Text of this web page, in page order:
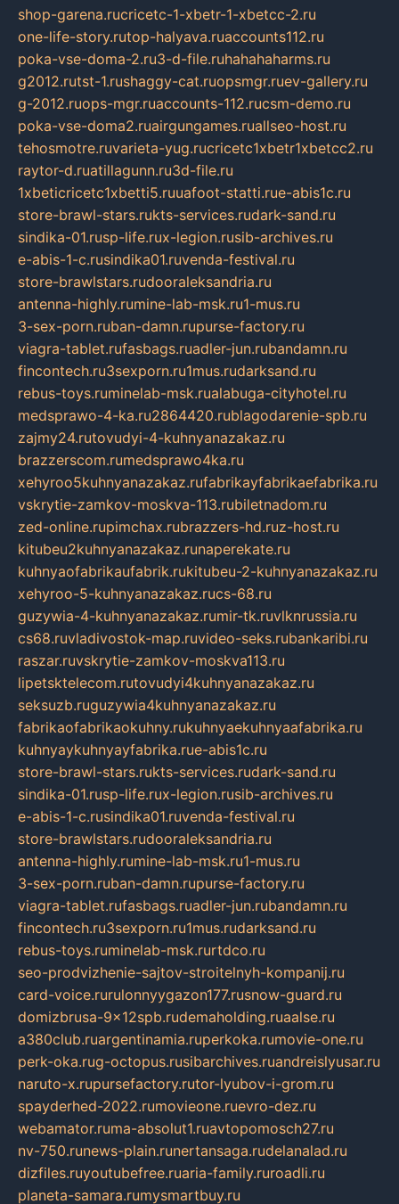
shop-garena.rucricetc-1-xbetr-1-xbetcc-2.ru
one-life-story.rutop-halyava.ruaccounts112.ru
poka-vse-doma-2.ru3-d-file.ruhahahaharms.ru
g2012.rutst-1.rushaggy-cat.ruopsmgr.ruev-gallery.ru
g-2012.ruops-mgr.ruaccounts-112.rucsm-demo.ru
poka-vse-doma2.ruairgungames.ruallseo-host.ru
tehosmotre.ruvarieta-yug.rucricetc1xbetr1xbetcc2.ru
raytor-d.ruatillagunn.ru3d-file.ru
1xbeticricetc1xbetti5.ruuafoot-statti.rue-abis1c.ru
store-brawl-stars.rukts-services.rudark-sand.ru
sindika-01.rusp-life.rux-legion.rusib-archives.ru
e-abis-1-c.rusindika01.ruvenda-festival.ru
store-brawlstars.rudooraleksandria.ru
antenna-highly.rumine-lab-msk.ru1-mus.ru
3-sex-porn.ruban-damn.rupurse-factory.ru
viagra-tablet.rufasbags.ruadler-jun.rubandamn.ru
fincontech.ru3sexporn.ru1mus.rudarksand.ru
rebus-toys.ruminelab-msk.rualabuga-cityhotel.ru
medsprawo-4-ka.ru2864420.rublagodarenie-spb.ru
zajmy24.rutovudyi-4-kuhnyanazakaz.ru
brazzerscom.rumedsprawo4ka.ru
xehyroo5kuhnyanazakaz.rufabrikayfabrikaefabrika.ru
vskrytie-zamkov-moskva-113.rubiletnadom.ru
zed-online.rupimchax.rubrazzers-hd.ruz-host.ru
kitubeu2kuhnyanazakaz.runaperekate.ru
kuhnyaofabrikaufabrik.rukitubeu-2-kuhnyanazakaz.ru
xehyroo-5-kuhnyanazakaz.rucs-68.ru
guzywia-4-kuhnyanazakaz.rumir-tk.ruvlknrussia.ru
cs68.ruvladivostok-map.ruvideo-seks.rubankaribi.ru
raszar.ruvskrytie-zamkov-moskva113.ru
lipetsktelecom.rutovudyi4kuhnyanazakaz.ru
seksuzb.ruguzywia4kuhnyanazakaz.ru
fabrikaofabrikaokuhny.rukuhnyaekuhnyaafabrika.ru
kuhnyaykuhnyayfabrika.rue-abis1c.ru
store-brawl-stars.rukts-services.rudark-sand.ru
sindika-01.rusp-life.rux-legion.rusib-archives.ru
e-abis-1-c.rusindika01.ruvenda-festival.ru
store-brawlstars.rudooraleksandria.ru
antenna-highly.rumine-lab-msk.ru1-mus.ru
3-sex-porn.ruban-damn.rupurse-factory.ru
viagra-tablet.rufasbags.ruadler-jun.rubandamn.ru
fincontech.ru3sexporn.ru1mus.rudarksand.ru
rebus-toys.ruminelab-msk.rurtdco.ru
seo-prodvizhenie-sajtov-stroitelnyh-kompanij.ru
card-voice.rurulonnyygazon177.rusnow-guard.ru
domizbrusa-9x12spb.rudemaholding.ruaalse.ru
a380club.ruargentinamia.ruperkoka.rumovie-one.ru
perk-oka.rug-octopus.rusibarchives.ruandreislyusar.ru
naruto-x.rupursefactory.rutor-lyubov-i-grom.ru
spayderhed-2022.rumovieone.ruevro-dez.ru
webamator.ruma-absolut1.ruavtopomosch27.ru
nv-750.runews-plain.runertansaga.rudelanalad.ru
dizfiles.ruyoutubefree.ruaria-family.ruroadli.ru
planeta-samara.rumysmartbuy.ru